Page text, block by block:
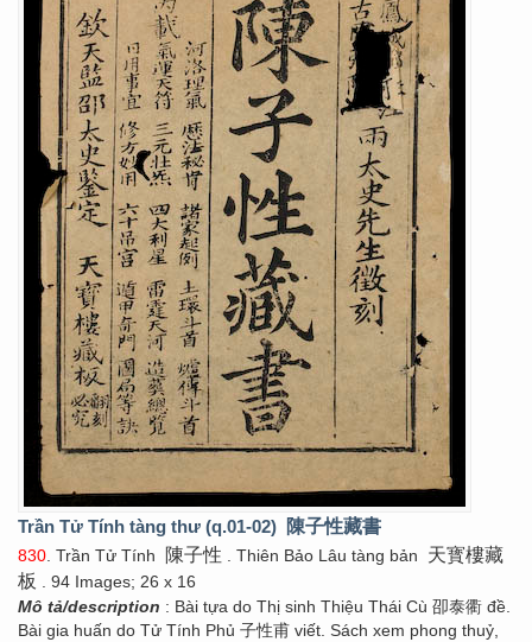
Trần Tử Tính tàng thư (q.01-02) 陳子性藏書
830 . Trần Tử Tính 陳子性 . Thiên Bảo Lâu tàng bản
天寳樓藏
板
. 94 Images; 26 x 16
Mô tả/description : Bài tựa do Thị sinh Thiệu Thái Cù 卲泰衢 đề.
Bài gia huấn do Tử Tính Phủ 子性甫 viết. Sách xem phong thuỷ,